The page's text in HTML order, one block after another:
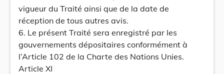
vigueur du Traité ainsi que de la date de
réception de tous autres avis.
6. Le présent Traité sera enregistré par les
gouvernements dépositaires conformément à
l’Article 102 de la Charte des Nations Unies.
Article XI